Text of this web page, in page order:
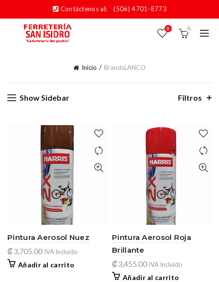
Contáctenos al: (506) 4701-8773
0 0
Inicio BrandsLANCO
Show Sidebar Filtros
Pintura Aerosol Nuez
₡3,705.00 IVA Incluido
Añadir al carrito
Pintura Aerosol Roja
Brillante
₡3,455.00 IVA Incluido
Añadir al carrito